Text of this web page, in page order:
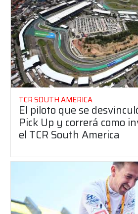
TCR SOUTH AMERICA
El piloto que se
Pick Up y correrá como
el TCR South America